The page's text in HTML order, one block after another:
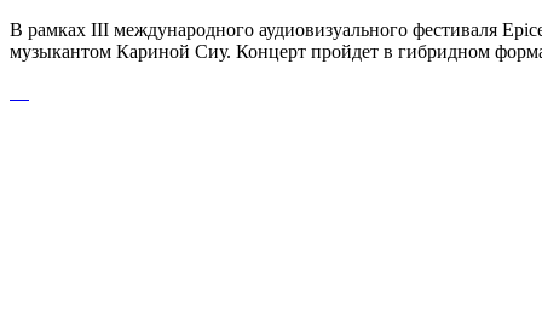
В рамках III международного аудиовизуального фестиваля
музыкантом Кариной Сиу. Концерт пройдет в гибридном